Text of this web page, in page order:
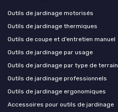
Outils de jardinage motorisés
Outils de jardinage thermiques
Outils de coupe et d’entretien manuel
Outils de jardinage par usage
Outils de jardinage par type de terrain
Outils de jardinage professionnels
Outils de jardinage ergonomiques
Accessoires pour outils de jardinage